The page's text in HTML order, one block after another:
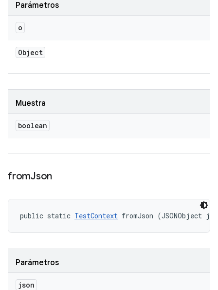
Parámetros
o
Object
Muestra
boolean
fromJson
public static TestContext fromJson (JSONObject
Parámetros
json